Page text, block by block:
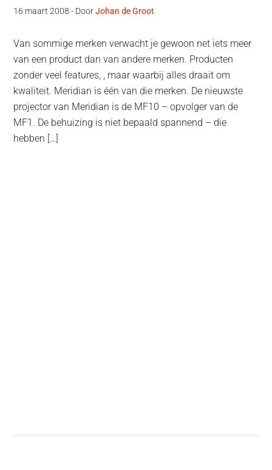
16 maart 2008 - DoorJohan de Groot
Van sommige merken verwacht je gewoon net iets meer
van een product dan van andere merken. Producten
zonder veel features, , maar waarbij alles draait om
kwaliteit. Meridian is één van die merken. De nieuwste
projector van Meridian is de MF10 – opvolger van de
MF1. De behuizing is niet bepaald spannend – die
hebben […]